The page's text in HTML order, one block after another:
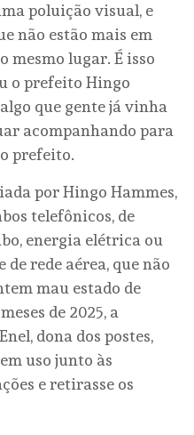
poluição visual, e
não estão mais em
mesmo lugar. É isso
o prefeito Hingo
que gente já vinha
acompanhando para
prefeito.
por Hingo Hammes,
telefônicos, de
energia elétrica ou
rede aérea, que não
mau estado de
de 2025, a
dona dos postes,
uso junto às
e retirasse os